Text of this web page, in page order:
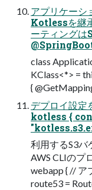
アプリケー
Kotlessを継
ーティング
class
KClass<*> =
{
デプロイ設
kotless {
利用するS3バ
AWS CLIのプ
webapp { // ア
route53 =